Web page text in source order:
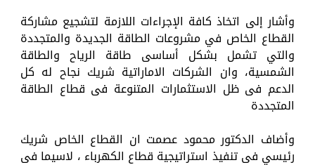
وأشار إلى اتخاذ كافة الإجراءات اللازمة لتشجيع مشاركة
القطاع الخاص في مشروعات الطاقة الجديدة والمتجددة
والتي تشمل بشكل أساسى طاقة الرياح والطاقة
الشمسية، وان الشركات الاماراتية شريك نجاح له كل
الدعم فى ظل الاستثمارات المتنوعة فى قطاع الطاقة
المتجددة
وأضاف الدكتور محمود عصمت ان القطاع الخاص شريك
رئيسي فى تنفيذ استراتيجية قطاع الكهرباء ، لاسيما فى